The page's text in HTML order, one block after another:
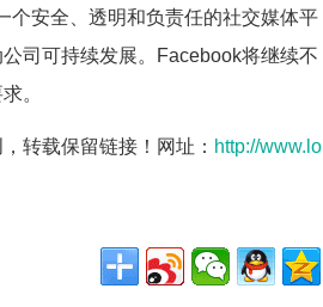
个安全、透明和负责任的社交媒体平
司可持续发展。Facebook将继续不
。
，转载保留链接！网址： http://www.lo